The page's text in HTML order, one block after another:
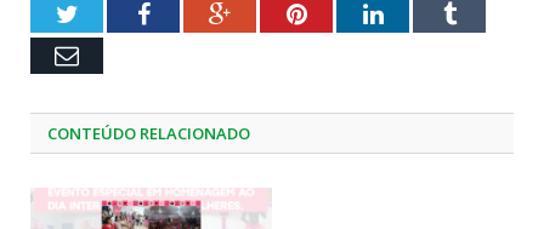
TwitterFacebookGoogle+PinterestLinkedInTumblr
Email
CONTEÚDO RELACIONADO